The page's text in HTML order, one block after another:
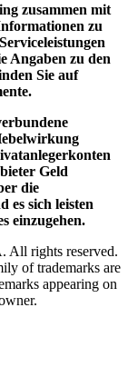
zusammen mit
zu
Angaben zu den
Sie auf
Geld
die
es sich leisten
einzugehen.
All rights reserved.
of trademarks are
appearing on